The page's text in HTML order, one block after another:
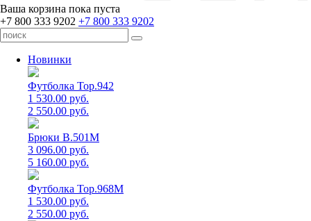
Ваша корзина пока пуста
+7 800 333 9202 +7 800 333 9202
Новинки
Футболка Top.942
1 530.00 руб.
2 550.00 руб.
Брюки B.501M
3 096.00 руб.
5 160.00 руб.
Футболка Top.968M
1 530.00 руб.
2 550.00 руб.